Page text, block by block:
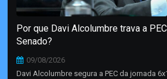
Por que Davi Alcolumbre trava a
Senado?
09/08/2026
Davi Alcolumbre segura a PEC da jornada